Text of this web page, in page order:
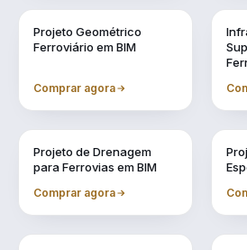
Projeto Geométrico
Ferroviário em BIM
Comprar agora
Projeto de Drenagem
para Ferrovias em BIM
Comprar agora